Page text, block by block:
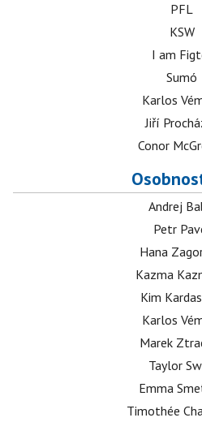
PFL
KSW
I am
Sumó
Karlos
Jiří
Conor
Andrej
Petr
Hana
Kazma
Kim
Karlos
Marek
Taylor
Emma
Timothée